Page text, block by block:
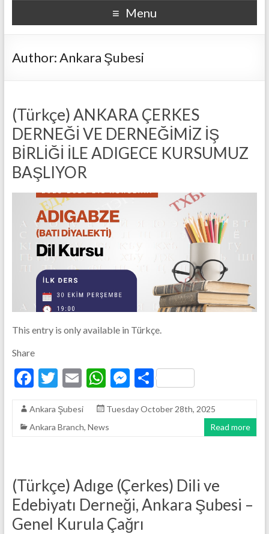
Menu
Author:Ankara Şubesi
(Türkçe) ANKARA ÇERKES
DERNEĞİ VE DERNEĞİMİZ İŞ
BİRLİĞİ İLE ADIGECE KURSUMUZ
BAŞLIYOR
This entry is only available in Türkçe.
Share
F
e
b
o
k
T
itt
er
E
ai
l
W
at
s
p
M
se
er
S
ar
Ankara Şubesi
Tuesday October 28th, 2025
Ankara Branch, News Read more
(Türkçe) Adıge (Çerkes) Dili ve
Edebiyatı Derneği, Ankara Şubesi –
Genel Kurula Çağrı